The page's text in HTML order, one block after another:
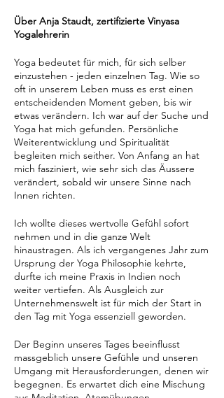
Über Anja Staudt, zertifizierte Vinyasa
Yogalehrerin
Yoga bedeutet für mich, für sich selber
einzustehen - jeden einzelnen Tag. Wie so
oft in unserem Leben muss es erst einen
entscheidenden Moment geben, bis wir
etwas verändern. Ich war auf der Suche und
Yoga hat mich gefunden. Persönliche
Weiterentwicklung und Spiritualität
begleiten mich seither. Von Anfang an hat
mich fasziniert, wie sehr sich das Äussere
verändert, sobald wir unsere Sinne nach
Innen richten.
Ich wollte dieses wertvolle Gefühl sofort
nehmen und in die ganze Welt
hinaustragen. Als ich vergangenes Jahr zum
Ursprung der Yoga Philosophie kehrte,
durfte ich meine Praxis in Indien noch
weiter vertiefen. Als Ausgleich zur
Unternehmenswelt ist für mich der Start in
den Tag mit Yoga essenziell geworden.
Der Beginn unseres Tages beeinflusst
massgeblich unsere Gefühle und unseren
Umgang mit Herausforderungen, denen wir
begegnen. Es erwartet dich eine Mischung